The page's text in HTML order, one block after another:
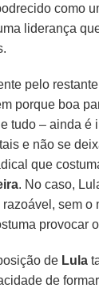
como
liderança
pelo
porque boa
tudo – ainda é
e não se
que
. No caso,
sem o
provocar
de Lula
de